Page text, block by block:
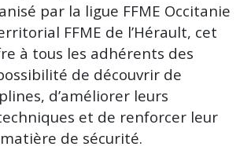
par la ligue FFME Occitanie
FFME de l’Hérault, cet
à tous les adhérents des
de découvrir de
d’améliorer leurs
et de renforcer leur
de sécurité.